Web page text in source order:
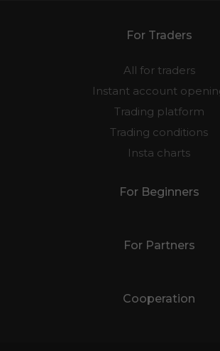
For Traders
All for traders
Instant account
Trading platform
Trading conditions
Insta charts
For Beginners
For Partners
Cooperation